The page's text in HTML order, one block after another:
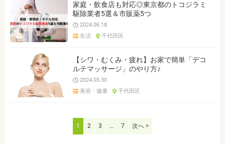
家庭・飲食店も対応◎東京都のトコジラミ
駆除業者5選＆市販薬5つ
2024.06.18
生活
千代田区
【シワ・むくみ・疲れ】お家で簡単「デコ
ルテマッサージ」のやり方♪
2024.05.30
美容・健康
千代田区
1 2 3 … 7 次へ >